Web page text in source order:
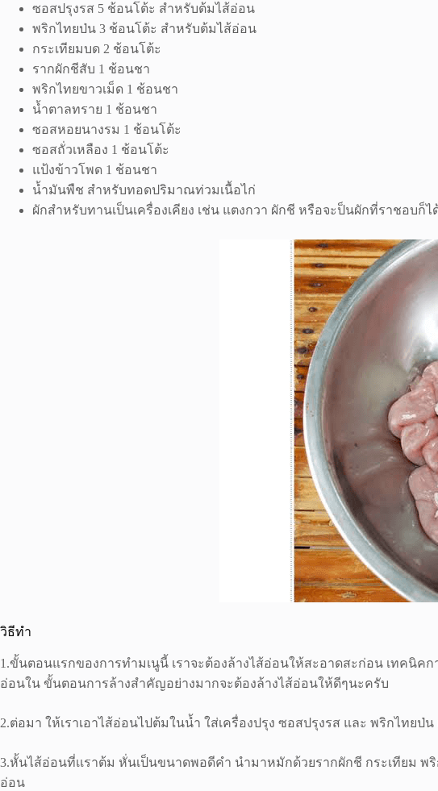
ซอสปรุงรส 5 ช้อนโต้ะ สำหรับต้มไส้อ่อน
พริกไทยป่น 3 ช้อนโต้ะ สำหรับต้มไส้อ่อน
กระเทียมบด 2 ช้อนโต้ะ
รากผักชีสับ 1 ช้อนชา
พริกไทยขาวเม็ด 1 ช้อนชา
น้ำตาลทราย 1 ช้อนชา
ซอสหอยนางรม 1 ช้อนโต้ะ
ซอสถั่วเหลือง 1 ช้อนโต้ะ
แป้งข้าวโพด 1 ช้อนชา
น้ำมันพืช สำหรับทอดปริมาณท่วมเนื้อไก่
ผักสำหรับทานเป็นเครื่องเคียง เช่น แตงกวา ผักชี หรือจะป็นผักที่ราชอบก็
วิธีทำ
1.ขั้นตอนแรกของการทำมเนูนี้ เราจะต้องล้างไส้อ่อนให้สะอาดสะก่อน เทคนิ
อ่อนใน ขั้นตอนการล้างสำคัญอย่างมากจะต้องล้างไส้อ่อนให้ดีๆนะครับ
2.ต่อมา ให้เราเอาไส้อ่อนไปต้มในน้ำ ใส่เครื่องปรุง ซอสปรุงรส และ พริกไท
3.หั้นไส้อ่อนที่เเราต้ม หั่นเป็นขนาดพอดีคำ นำมาหมักด้วยรากผักชี กระเทียม พ
อ่อน